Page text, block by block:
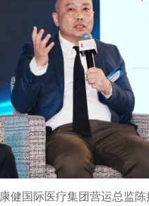
康健国际医疗集团营运总监陈